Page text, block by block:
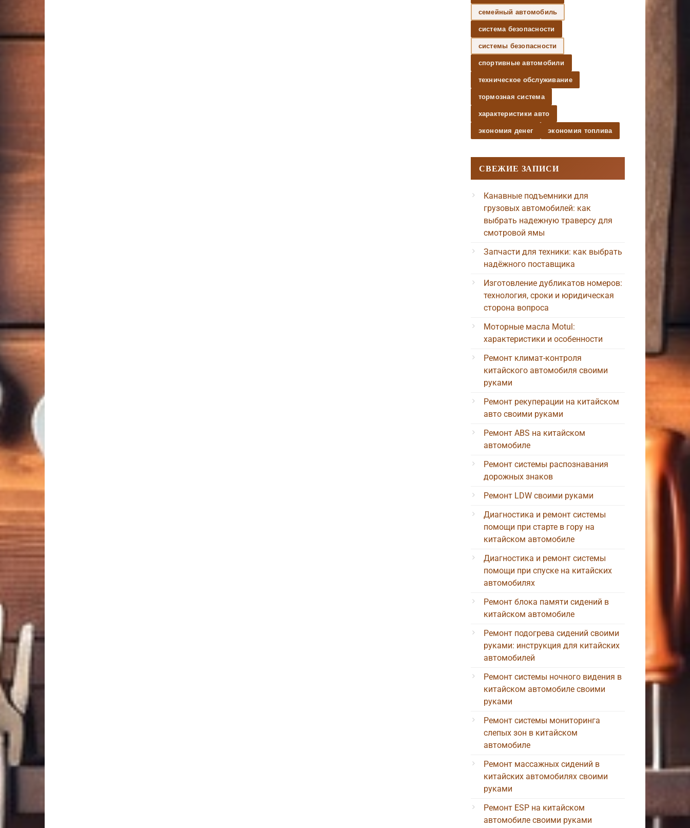
семейный автомобиль
система безопасности
системы безопасности
спортивные автомобили
техническое обслуживание
тормозная система
характеристики авто
экономия денег экономия топлива
СВЕЖИЕ ЗАПИСИ
Канавные подъемники для
грузовых автомобилей: как
выбрать надежную траверсу для
смотровой ямы
Запчасти для техники: как выбрать
надёжного поставщика
Изготовление дубликатов номеров:
технология, сроки и юридическая
сторона вопроса
Моторные масла Motul:
характеристики и особенности
Ремонт климат-контроля
китайского автомобиля своими
руками
Ремонт рекуперации на китайском
авто своими руками
Ремонт ABS на китайском
автомобиле
Ремонт системы распознавания
дорожных знаков
Ремонт LDW своими руками
Диагностика и ремонт системы
помощи при старте в гору на
китайском автомобиле
Диагностика и ремонт системы
помощи при спуске на китайских
автомобилях
Ремонт блока памяти сидений в
китайском автомобиле
Ремонт подогрева сидений своими
руками: инструкция для китайских
автомобилей
Ремонт системы ночного видения в
китайском автомобиле своими
руками
Ремонт системы мониторинга
слепых зон в китайском
автомобиле
Ремонт массажных сидений в
китайских автомобилях своими
руками
Ремонт ESP на китайском
автомобиле своими руками